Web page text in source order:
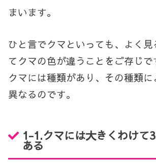
まいます。
ひと言でクマといっても、よく見
てクマの色が違うことをご存じで
クマには種類があり、その種類
異なるのです。
1-1.クマには大きくわけて3
ある